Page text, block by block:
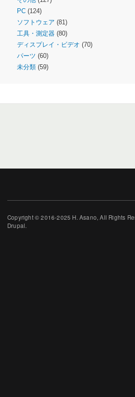
PC (124)
ソフトウェア (81)
工具・測定器 (80)
ディスプレイ・ビデオ (70)
パーツ (60)
未分類 (59)
Copyright © 2016-2025 H. Asano, All Rights
Drupal.